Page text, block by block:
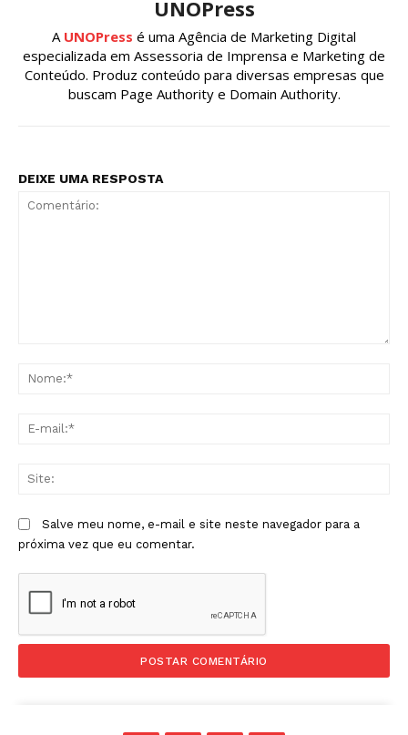
UNOPress
A UNOPress é uma Agência de Marketing Digital
especializada em Assessoria de Imprensa e Marketing de
Conteúdo. Produz conteúdo para diversas empresas que
buscam Page Authority e Domain Authority.
DEIXE UMA RESPOSTA
Salve meu nome, e-mail e site neste navegador para a
próxima vez que eu comentar.